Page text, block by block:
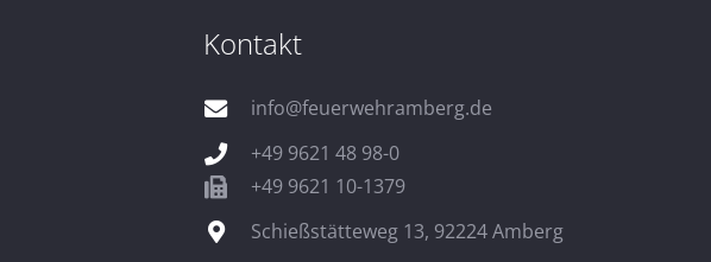
Kontakt
info@feuerwehramberg.de
+49 9621 48 98-0
+49 9621 10-1379
Schießstätteweg 13, 92224 Amberg